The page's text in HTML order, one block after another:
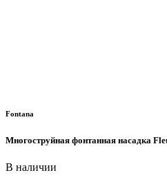
Fontana
Многоструйная фонтанная насадка
В наличии